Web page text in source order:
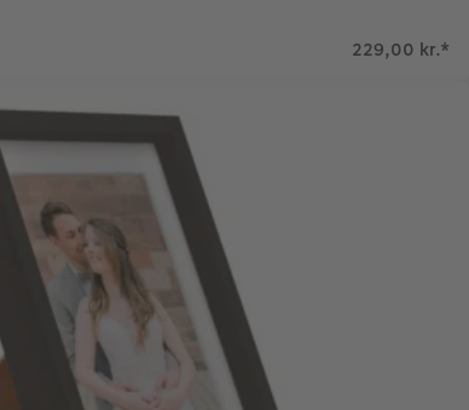
229,00 kr.*